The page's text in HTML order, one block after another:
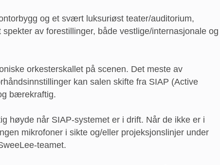
og et svært luksuriøst teater/auditorium,
av forestillinger, både vestlige/internasjonale og
orkesterskallet på scenen. Det meste av
kan salen skifte fra SIAP (Active
bærekraftig.
høyde når SIAP-systemet er i drift. Når de ikke er i
mikrofoner i sikte og/eller projeksjonslinjer under
teamet.